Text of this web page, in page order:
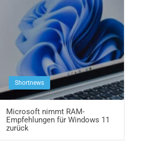
Shortnews
Microsoft nimmt RAM-
Empfehlungen für Windows 11
zurück